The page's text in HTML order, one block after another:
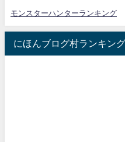
モンスターハンターランキング
にほんブログ村ランキング